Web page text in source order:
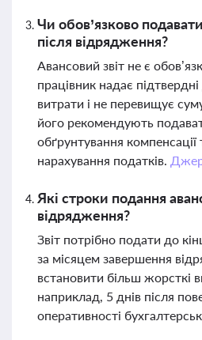
Чи обов’язково
після відрядження?
Авансовий звіт не є
працівник надає
витрати і не перевищує
його рекомендують
обґрунтування
нарахування податків.
Які строки подання
відрядження?
Звіт потрібно подати до
за місяцем завершення
встановити більш жорсткі
наприклад, 5 днів після
оперативності